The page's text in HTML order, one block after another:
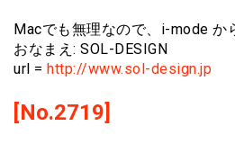
Macでも無理なので、i-mode か
おなまえ: SOL-DESIGN
url = http://www.sol-design.jp
[No.2719]